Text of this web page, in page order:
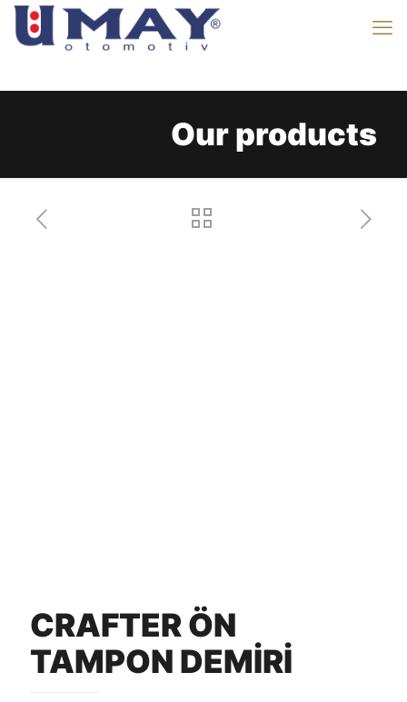
Our products
CRAFTER ÖN
TAMPON DEMİRİ